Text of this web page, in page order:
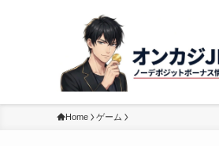
Home ゲーム